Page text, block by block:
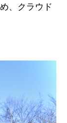
、クラウド